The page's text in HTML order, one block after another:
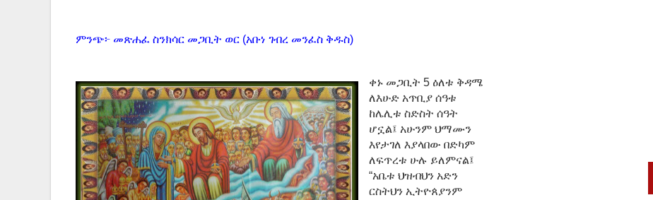
ምንጭ፦ መጽሐፈ ስንክሳር መጋቢት ወር (አቡነ ገብረ መንፈስ ቅዱስ)
ቀኑ መጋቢት 5 ዕለቱ ቅዳሜ
ለእሁድ አጥቢያ ሰዓቱ
ከሌሊቱ ስድስት ሰዓት
ሆኗል፤ አሁንም ህማሙን
እየታገለ እያላበው በድካም
ለፍጥረቱ ሁሉ ይለምናል፤
“አቤቱ ህዝብህን አድን
ርስትህን ኢትዮጰያንም